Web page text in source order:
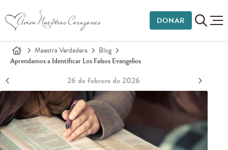
DONAR
Maestra Verdadera
Blog
Aprendamos a Identificar Los Falsos Evangelios
26 de febrero de 2026